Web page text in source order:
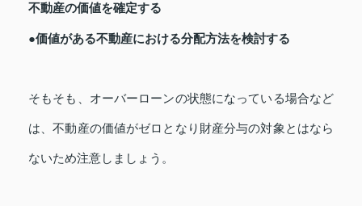
不動産の価値を確定する
●価値がある不動産における分配方法を検討する
そもそも、オーバーローンの状態になっている場合など
は、不動産の価値がゼロとなり財産分与の対象とはなら
ないため注意しましょう。